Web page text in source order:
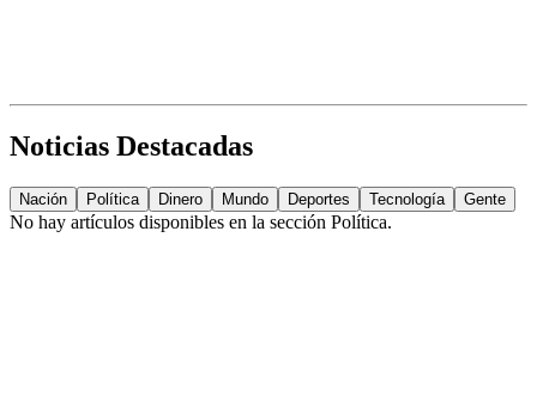
Noticias Destacadas
Nación Política Dinero Mundo Deportes Tecnología Gente
No hay artículos disponibles en la sección Política.